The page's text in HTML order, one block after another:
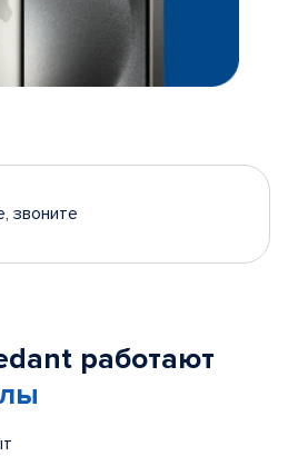
звоните
работают